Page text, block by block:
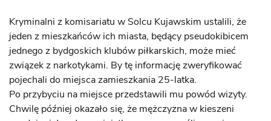
Kryminalni z komisariatu w Solcu Kujawskim ustalili, że
jeden z mieszkańców ich miasta, będący pseudokibicem
jednego z bydgoskich klubów piłkarskich, może mieć
związek z narkotykami. By tę informację zweryfikować
pojechali do miejsca zamieszkania 25-latka.
Po przybyciu na miejsce przedstawili mu powód wizyty.
Chwilę później okazało się, że mężczyzna w kieszeni